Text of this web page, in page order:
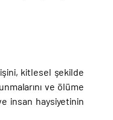
kitlesel şekilde
ve ölüme
insan haysiyetinin